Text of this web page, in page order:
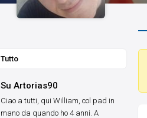
Tutto
Su Artorias90
Ciao a tutti, qui William, col pad in
mano da quando ho 4 anni. A